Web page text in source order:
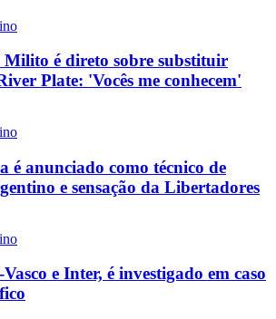
é direto sobre substituir
Plate: 'Vocês me conhecem'
é anunciado como técnico de
e sensação da Libertadores
e Inter, é investigado em caso